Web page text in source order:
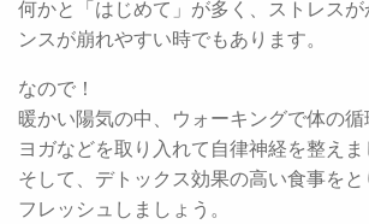
何かと「はじめて」が多く、ストレス
ンスが崩れやすい時でもあります。
なので！
暖かい陽気の中、ウォーキングで体の循
ヨガなどを取り入れて自律神経を整えま
そして、デトックス効果の高い食事を
フレッシュしましょう。